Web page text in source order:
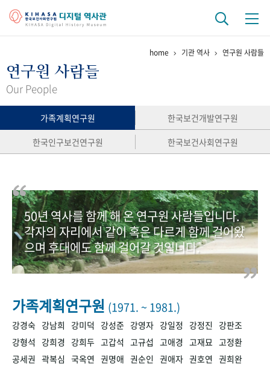
걸어온 길 기관 변천사
연구 역사
정책과 연구 키워드로 보는 연구 역사
연구자들
간행물 변천사
기록물 아카이브
사진 아카이브 문서 기록물 행정박물 영상 기록물
50+1주년 기념
+1
VR 역사관
home 기관 역사 연구원 사람들
연구원 사람들
Our People
가족계획연구원
한국보건개발연구원
한국인구보건연구원
한국보건사회연구원
50년 역사를 함께 해 온 연구원 사람들입니다.
각자의 자리에서 같이 혹은 다르게 함께 걸어왔
으며 후대에도 함께 걸어갈 것입니다.
가족계획연구원 (1971. ~ 1981.)
강경숙 강남희 강미덕 강성준 강영자 강일정 강정진
강판조
강형석
강희경 강희두 고갑석 고규섭 고애경 고재묘 고정환
공세권 곽복심 국옥연 권명애 권순인 권애자 권호연 권희완